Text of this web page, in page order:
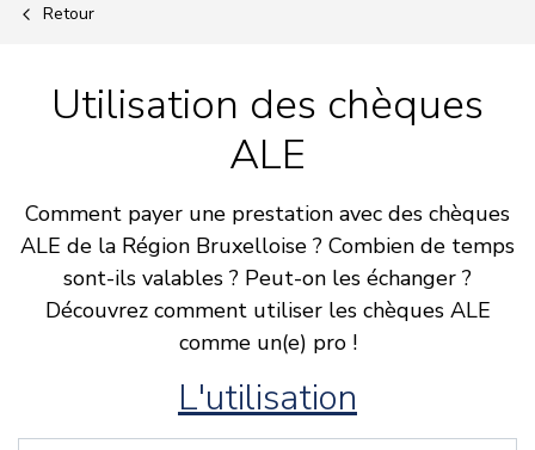
Retour
Utilisation des chèques
ALE
Comment payer une prestation avec des chèques
ALE de la Région Bruxelloise ? Combien de temps
sont-ils valables ? Peut-on les échanger ?
Découvrez comment utiliser les chèques ALE
comme un(e) pro !
L'utilisation